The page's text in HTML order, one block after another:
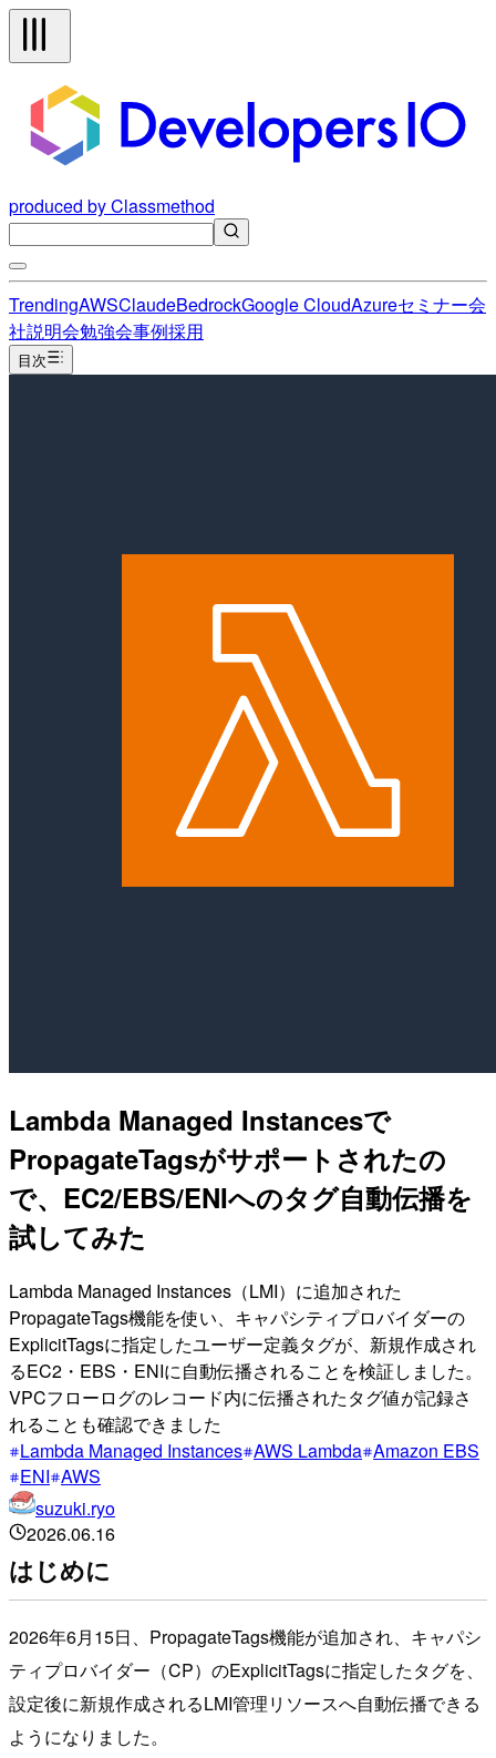
produced by Classmethod
TrendingAWSClaudeBedrockGoogle CloudAzureセミナー会
社説明会勉強会事例採用
目次
Lambda Managed Instancesで
PropagateTagsがサポートされたの
で、EC2/EBS/ENIへのタグ自動伝播を
試してみた
Lambda Managed Instances（LMI）に追加された
PropagateTags機能を使い、キャパシティプロバイダーの
ExplicitTagsに指定したユーザー定義タグが、新規作成され
るEC2・EBS・ENIに自動伝播されることを検証しました。
VPCフローログのレコード内に伝播されたタグ値が記録さ
れることも確認できました
Lambda Managed Instances AWS Lambda Amazon EBS
ENI AWS
suzuki.ryo
2026.06.16
はじめに
2026年6月15日、PropagateTags機能が追加され、キャパシ
ティプロバイダー（CP）のExplicitTagsに指定したタグを、
設定後に新規作成されるLMI管理リソースへ自動伝播できる
ようになりました。